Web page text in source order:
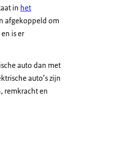
in het
afgekoppeld om
is er
auto dan met
auto’s zijn
remkracht en